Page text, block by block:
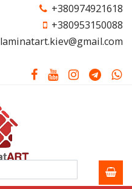
+380974921618
+380953150088
laminatart.kiev@gmail.com